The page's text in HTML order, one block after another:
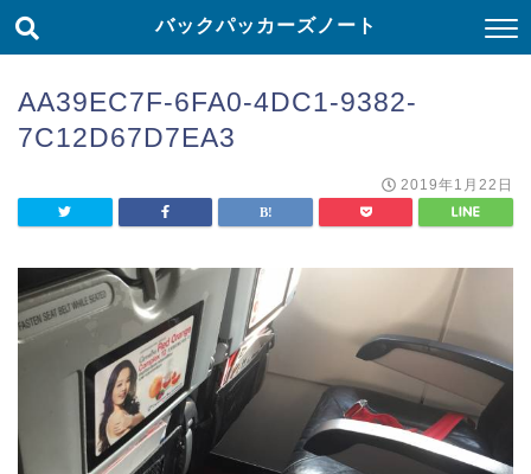
バックパッカーズノート
AA39EC7F-6FA0-4DC1-9382-
7C12D67D7EA3
2019年1月22日